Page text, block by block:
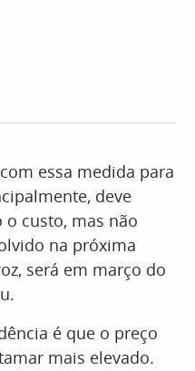
essa medida para
deve
custo, mas não
na próxima
será em março do
é que o preço
mais elevado.